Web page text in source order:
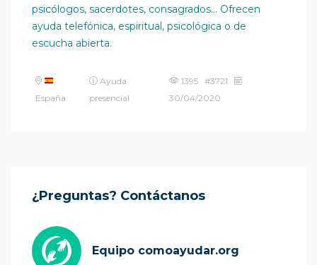
psicólogos, sacerdotes, consagrados… Ofrecen
ayuda telefónica, espiritual, psicológica o de
escucha abierta.
España
Ayuda
presencial
1395 #3721
30/04/2020
¿Preguntas? Contáctanos
Equipo comoayudar.org